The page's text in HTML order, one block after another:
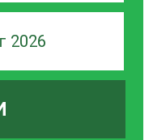
2026